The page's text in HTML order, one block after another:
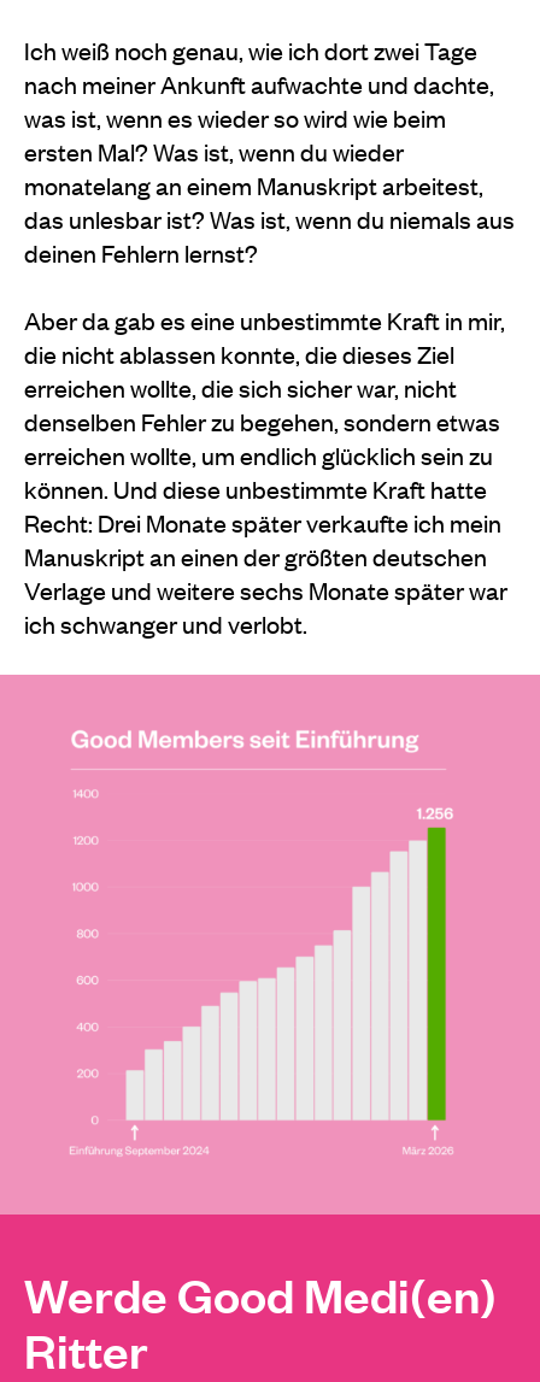
Ich weiß noch genau, wie ich dort zwei Tage
nach meiner Ankunft aufwachte und dachte,
was ist, wenn es wieder so wird wie beim
ersten Mal? Was ist, wenn du wieder
monatelang an einem Manuskript arbeitest,
das unlesbar ist? Was ist, wenn du niemals aus
deinen Fehlern lernst?
Aber da gab es eine unbestimmte Kraft in mir,
die nicht ablassen konnte, die dieses Ziel
erreichen wollte, die sich sicher war, nicht
denselben Fehler zu begehen, sondern etwas
erreichen wollte, um endlich glücklich sein zu
können. Und diese unbestimmte Kraft hatte
Recht: Drei Monate später verkaufte ich mein
Manuskript an einen der größten deutschen
Verlage und weitere sechs Monate später war
ich schwanger und verlobt.
Werde Good Medi(en)
Ritter